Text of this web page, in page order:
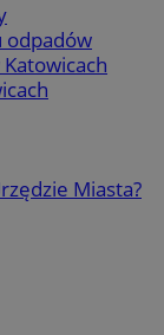
odpadów
Miasta?